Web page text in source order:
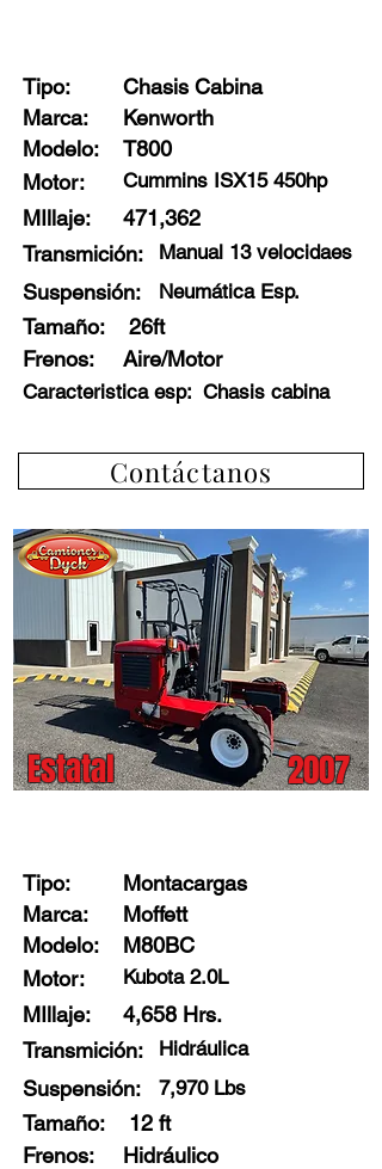
Tipo:
Chasis Cabina
Marca:
Kenworth
T800
Modelo:
Motor:
Cummins ISX15 450hp
MIllaje:
471,362
Transmición:
Manual 13 velocidaes
Suspensión: Neumática Esp.
Tamaño:
26ft
Frenos: Aire/Motor
Caracteristica esp: Chasis cabina
Contáctanos
Estatal 2007
Tipo:
Montacargas
Marca:
Moffett
M80BC
Modelo:
Motor:
Kubota 2.0L
MIllaje:
4,658 Hrs.
Transmición:
Hidráulica
Suspensión: 7,970 Lbs
Tamaño:
12 ft
Frenos: Hidráulico